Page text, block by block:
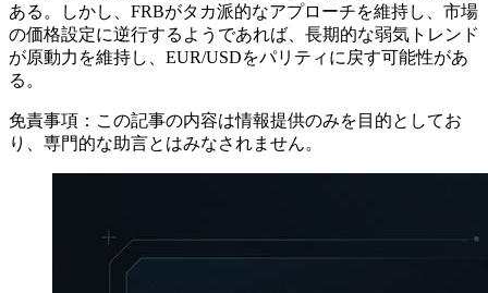
ある。しかし、FRBがタカ派的なアプローチを維持し、市場
の価格設定に逆行するようであれば、長期的な弱気トレンド
が原動力を維持し、EUR/USDをパリティに戻す可能性があ
る。
免責事項：この記事の内容は情報提供のみを目的としてお
り、専門的な助言とはみなされません。